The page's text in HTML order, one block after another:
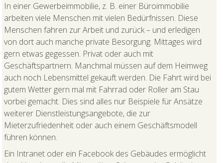
In einer Gewerbeimmobilie, z. B. einer Büroimmobilie
arbeiten viele Menschen mit vielen Bedürfnissen. Diese
Menschen fahren zur Arbeit und zurück – und erledigen
von dort auch manche private Besorgung. Mittages wird
gern etwas gegessen. Privat oder auch mit
Geschäftspartnern. Manchmal müssen auf dem Heimweg
auch noch Lebensmittel gekauft werden. Die Fahrt wird bei
gutem Wetter gern mal mit Fahrrad oder Roller am Stau
vorbei gemacht. Dies sind alles nur Beispiele für Ansätze
weiterer Dienstleistungsangebote, die zur
Mieterzufriedenheit oder auch einem Geschäftsmodell
führen können.
Ein Intranet oder ein Facebook des Gebäudes ermöglicht